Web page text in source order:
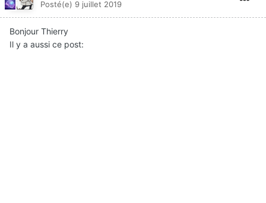
Posté(e) 9 juillet 2019
Bonjour Thierry
Il y a aussi ce post: